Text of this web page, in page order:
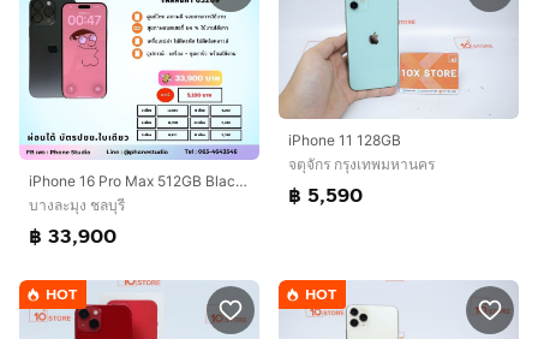
iPhone 16 Pro Max 512GB Black Titanium
บางละมุง ชลบุรี
฿ 33,900
iPhone 11 128GB
จตุจักร กรุงเทพมหานคร
฿ 5,590
HOT HOT